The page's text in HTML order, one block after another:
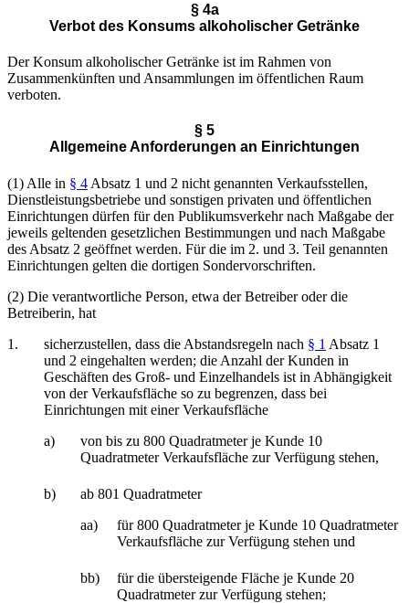
§ 4a
Verbot des Konsums alkoholischer Getränke
Der Konsum alkoholischer Getränke ist im Rahmen von
Zusammenkünften und Ansammlungen im öffentlichen Raum
verboten.
§ 5
Allgemeine Anforderungen an Einrichtungen
(1) Alle in § 4 Absatz 1 und 2 nicht genannten Verkaufsstellen,
Dienstleistungsbetriebe und sonstigen privaten und öffentlichen
Einrichtungen dürfen für den Publikumsverkehr nach Maßgabe der
jeweils geltenden gesetzlichen Bestimmungen und nach Maßgabe
des Absatz 2 geöffnet werden. Für die im 2. und 3. Teil genannten
Einrichtungen gelten die dortigen Sondervorschriften.
(2) Die verantwortliche Person, etwa der Betreiber oder die
Betreiberin, hat
1.
sicherzustellen, dass die Abstandsregeln nach § 1 Absatz 1
und 2 eingehalten werden; die Anzahl der Kunden in
Geschäften des Groß- und Einzelhandels ist in Abhängigkeit
von der Verkaufsfläche so zu begrenzen, dass bei
Einrichtungen mit einer Verkaufsfläche
a)
von bis zu 800 Quadratmeter je Kunde 10
Quadratmeter Verkaufsfläche zur Verfügung stehen,
b)
ab 801 Quadratmeter
aa)
für 800 Quadratmeter je Kunde 10 Quadratmeter
Verkaufsfläche zur Verfügung stehen und
bb)
für die übersteigende Fläche je Kunde 20
Quadratmeter zur Verfügung stehen;